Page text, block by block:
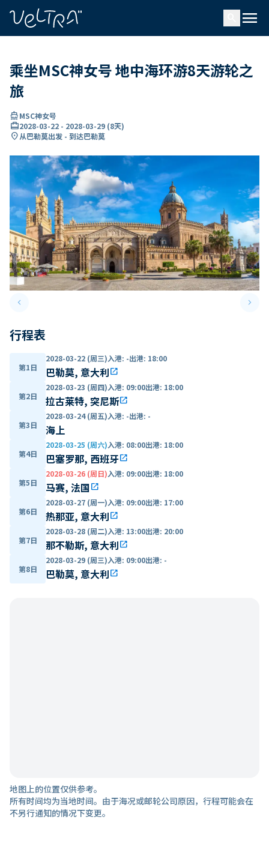
menu
乘坐MSC神女号 地中海环游8天游轮之
旅
directions_boatMSC神女号
card_travel2028-03-22 - 2028-03-29 (8天)
location_on从巴勒莫出发 - 到达巴勒莫
keyboard_arrow_leftPrevious slide keyboard_arrow_right
行程表
第1日
2028-03-22 (周三)入港: -出港: 18:00
巴勒莫, 意大利open_in_new
第2日
2028-03-23 (周四)入港: 09:00出港: 18:00
拉古莱特, 突尼斯open_in_new
第3日
2028-03-24 (周五)入港: -出港: -
海上
第4日
2028-03-25 (周六)入港: 08:00出港: 18:00
巴塞罗那, 西班牙open_in_new
第5日
2028-03-26 (周日)入港: 09:00出港: 18:00
马赛, 法国open_in_new
第6日
2028-03-27 (周一)入港: 09:00出港: 17:00
热那亚, 意大利open_in_new
第7日
2028-03-28 (周二)入港: 13:00出港: 20:00
那不勒斯, 意大利open_in_new
第8日
2028-03-29 (周三)入港: 09:00出港: -
巴勒莫, 意大利open_in_new
地图上的位置仅供参考。
所有时间均为当地时间。由于海况或邮轮公司原因，行程可能会在
不另行通知的情况下变更。